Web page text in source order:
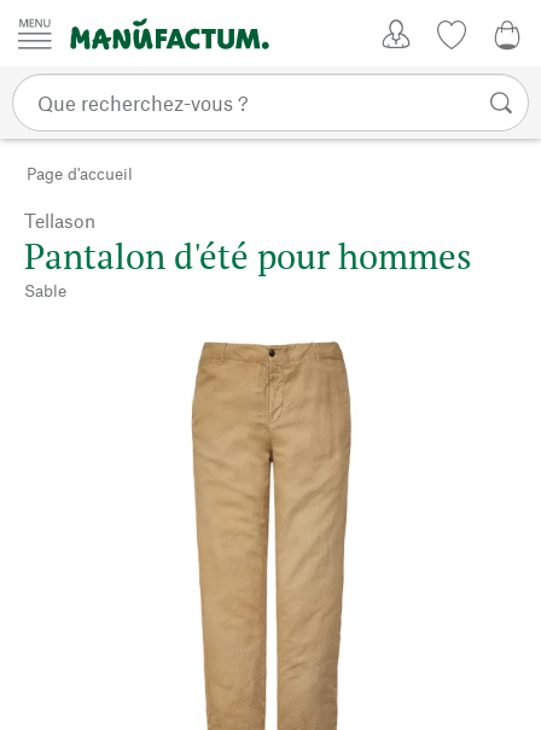
Passer au contenu
Page d'accueil
Tellason
Pantalon d'été pour hommes
Sable